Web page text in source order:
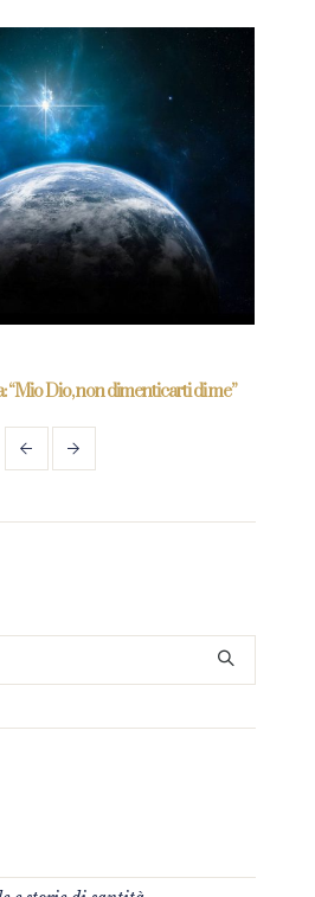
“Mio Dio, non dimenticarti di me”